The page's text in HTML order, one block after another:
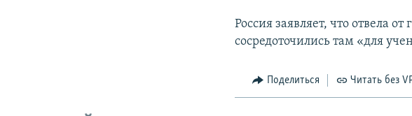
Россия заявляет, что отвела
сосредоточились там «для
Поделиться Читать без